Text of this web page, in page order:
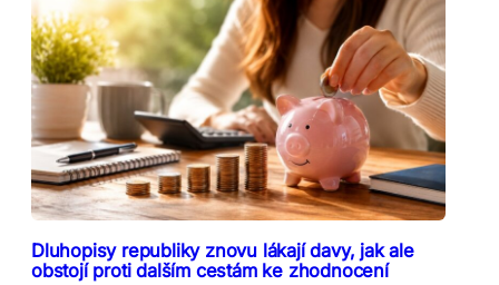
Dluhopisy republiky znovu lákají davy, jak ale
obstojí proti dalším cestám ke zhodnocení